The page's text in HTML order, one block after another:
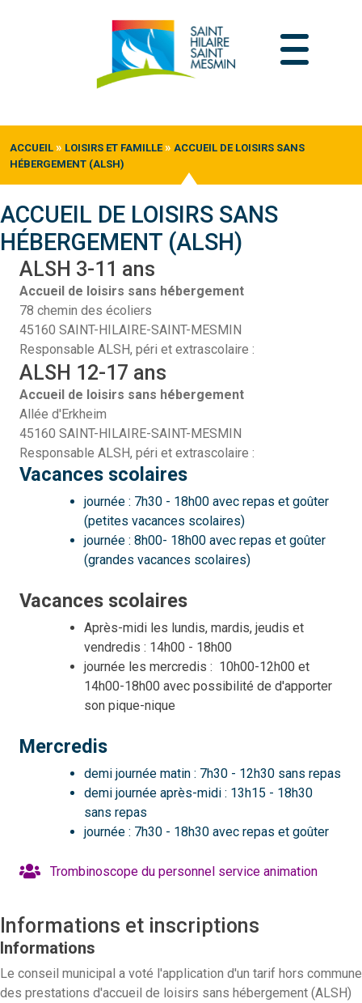
ACCUEIL » LOISIRS ET FAMILLE » ACCUEIL DE LOISIRS SANS
HÉBERGEMENT (ALSH)
ACCUEIL DE LOISIRS SANS
HÉBERGEMENT (ALSH)
ALSH 3-11 ans
Accueil de loisirs sans hébergement
78 chemin des écoliers
45160 SAINT-HILAIRE-SAINT-MESMIN
Responsable ALSH, péri et extrascolaire :
ALSH 12-17 ans
Accueil de loisirs sans hébergement
Allée d'Erkheim
45160 SAINT-HILAIRE-SAINT-MESMIN
Responsable ALSH, péri et extrascolaire :
Vacances scolaires
journée : 7h30 - 18h00 avec repas et goûter
(petites vacances scolaires)
journée : 8h00- 18h00 avec repas et goûter
(grandes vacances scolaires)
Vacances scolaires
Après-midi les lundis, mardis, jeudis et
vendredis : 14h00 - 18h00
journée les mercredis : 10h00-12h00 et
14h00-18h00 avec possibilité de d'apporter
son pique-nique
Mercredis
demi journée matin : 7h30 - 12h30 sans repas
demi journée après-midi : 13h15 - 18h30
sans repas
journée : 7h30 - 18h30 avec repas et goûter
Trombinoscope du personnel service animation
Informations et inscriptions
Informations
Le conseil municipal a voté l'application d'un tarif hors commune
des prestations d'accueil de loisirs sans hébergement (ALSH)